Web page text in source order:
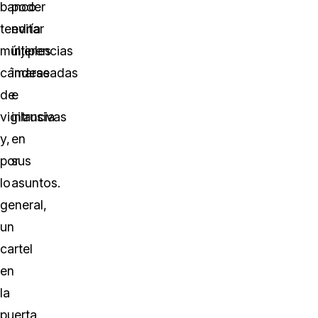
banco
tendría
múltiples
cámaras
de
vigilancia
y,
por
lo
general,
un
cartel
en
la
puerta
poder
evitar
injerencias
indeseadas
e
intrusivas
en
sus
asuntos.